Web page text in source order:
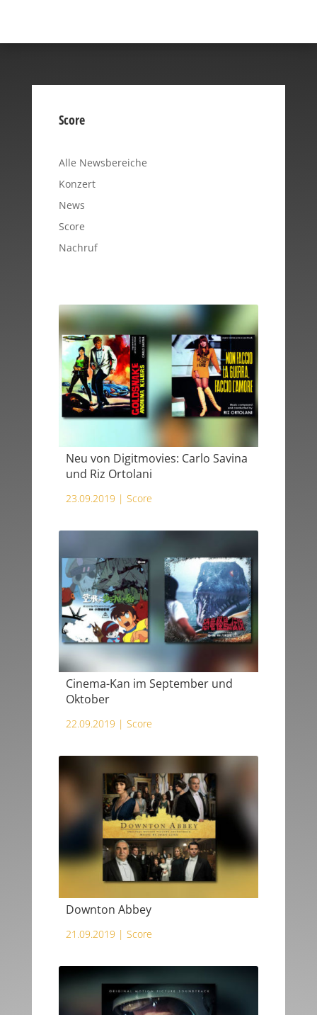
Score
Alle Newsbereiche
Konzert
News
Score
Nachruf
Neu von Digitmovies: Carlo Savina
und Riz Ortolani
23.09.2019 | Score
Cinema-Kan im September und
Oktober
22.09.2019 | Score
Downton Abbey
21.09.2019 | Score